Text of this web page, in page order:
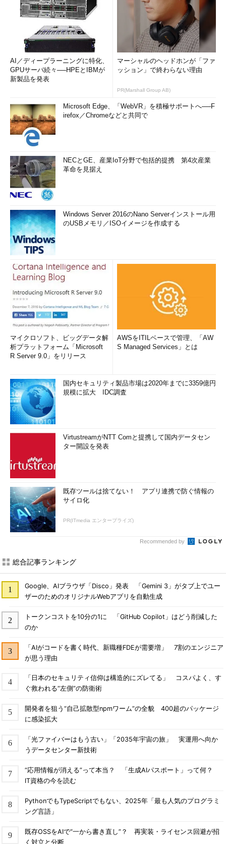
AI／ディープラーニングに特化、
GPUサーバ続々──HPEとIBMが
新製品を発表
マーシャルのヘッドホンが「ファ
ッション」で終わらない理由
PR(Marshall Group AB)
Microsoft Edge、「WebVR」を積極サポートへ──F
irefox／Chromeなどと共同で
NECとGE、産業IoT分野で包括的提携 第4次産業
革命を見据え
Windows Server 2016のNano Serverインストール用
のUSBメモリ／ISOイメージを作成する
マイクロソフト、ビッグデータ解
析プラットフォーム「Microsoft
R Server 9.0」をリリース
AWSをITILベースで管理、「AW
S Managed Services」とは
国内セキュリティ製品市場は2020年までに3359億円
規模に拡大 IDC調査
VirtustreamがNTT Comと提携して国内データセン
ター開設を発表
既存ツールは捨てない！ アプリ連携で防ぐ情報の
サイロ化
PR(ITmedia エンタープライズ)
Recommended by
総合記事ランキング
Google、AIブラウザ「Disco」発表 「Gemini 3」がタブ上でユー
ザーのためのオリジナルWebアプリを自動生成
トークンコストを10分の1に 「GitHub Copilot」はどう削減した
のか
「AIがコードを書く時代、新職種FDEが需要増」 7割のエンジニア
が思う理由
「日本のセキュリティ信仰は構造的にズレてる」 コスパよく、す
ぐ救われる“左側”の防衛術
開発者を狙う“自己拡散型npmワーム”の全貌 400超のパッケージ
に感染拡大
「光ファイバーはもう古い」「2035年宇宙の旅」 実運用へ向か
うデータセンター新技術
“応用情報が消える”って本当？ 「生成AIパスポート」って何？
IT資格の今を読む
PythonでもTypeScriptでもない、2025年「最も人気のプログラミ
ング言語」
既存OSSをAIで“一から書き直し”？ 再実装・ライセンス回避が招
く対立と分断